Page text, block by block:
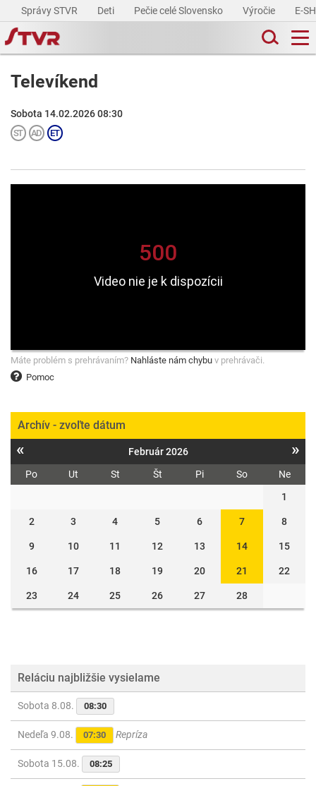
Správy STVR Deti Pečie celé Slovensko Výročie E-
Televíkend
Sobota 14.02.2026 08:30
Pomoc
Máte problém s prehrávaním? Nahláste nám chybu v prehrávači.
Archív - zvoľte dátum
« Február 2026 »
Po Ut St Št Pi So
Ne
1
2 3 4 5 6 7 8
9 10 11 12 13 14 15
16 17 18 19 20 21 22
23 24 25 26 27 28
Reláciu najbližšie vysielame
Sobota 8.08. 08:30
Nedeľa 9.08. 07:30 Repríza
Sobota 15.08. 08:25